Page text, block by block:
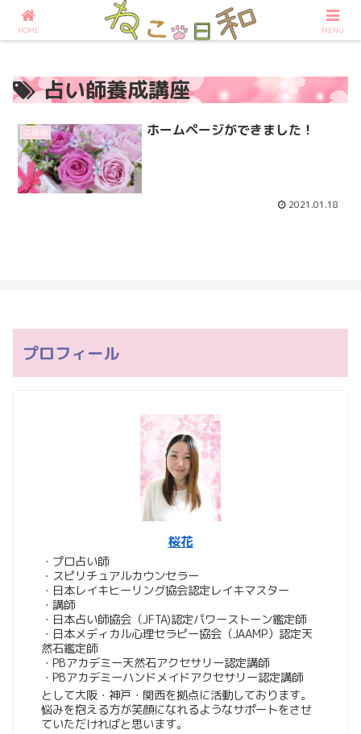
占いなら大阪の占いサロンねこ日和へ
占い師養成講座
ご挨拶 ホームページができました！
2021.01.18
プロフィール
桜花
・プロ占い師
・スピリチュアルカウンセラー
・日本レイキヒーリング協会認定レイキマスター
・講師
・日本占い師協会（JFTA)認定パワーストーン鑑定師
・日本メディカル心理セラピー協会（JAAMP）認定天
然石鑑定師
・PBアカデミー天然石アクセサリー認定講師
・PBアカデミーハンドメイドアクセサリー認定講師
として大阪・神戸・関西を拠点に活動しております。
悩みを抱える方が笑顔になれるようなサポートをさせ
ていただければと思います。
HOME MENU